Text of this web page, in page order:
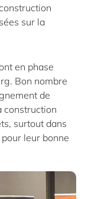
sur la
en phase
Bon nombre
de
construction
surtout dans
leur bonne